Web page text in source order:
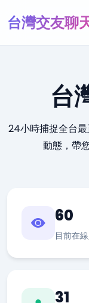
台灣交友聊
台
24小時捕捉全台
動態，帶
60
目前在
31